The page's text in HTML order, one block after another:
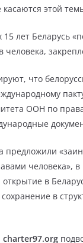
этой
лет Беларусь
человека,
что
ООН по
предложили
человека»,
в
в
charter97.org